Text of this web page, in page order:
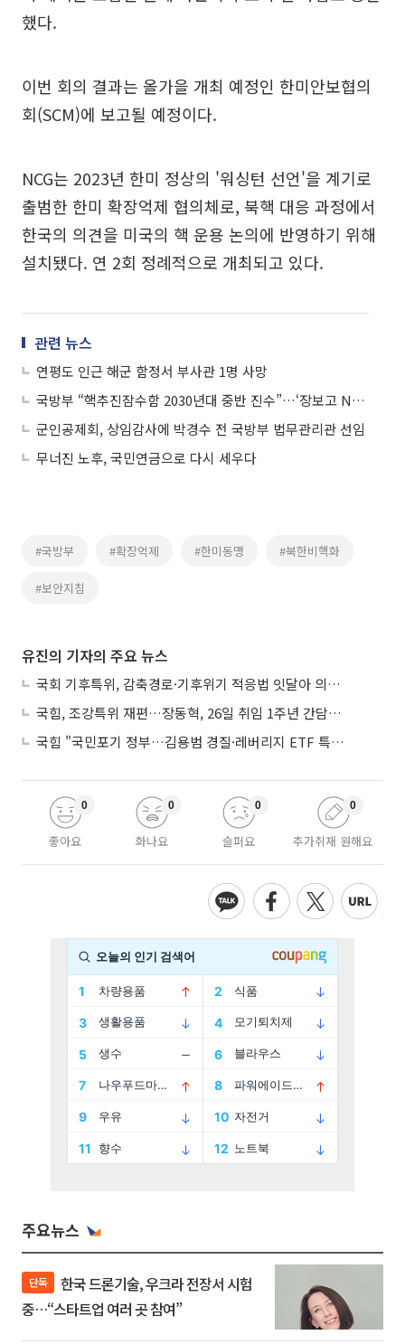
했다.
이번 회의 결과는 올가을 개최 예정인 한미안보협의
회(SCM)에 보고될 예정이다.
NCG는 2023년 한미 정상의 '워싱턴 선언'을 계기로
출범한 한미 확장억제 협의체로, 북핵 대응 과정에서
한국의 의견을 미국의 핵 운용 논의에 반영하기 위해
설치됐다. 연 2회 정례적으로 개최되고 있다.
관련 뉴스
연평도 인근 해군 함정서 부사관 1명 사망
국방부 “핵추진잠수함 2030년대 중반 진수”…‘장보고 N사업’ 공식화
군인공제회, 상임감사에 박경수 전 국방부 법무관리관 선임
무너진 노후, 국민연금으로 다시 세우다
#국방부 #확장억제 #한미동맹 #북한비핵화
#보안지침
유진의 기자의 주요 뉴스
국회 기후특위, 감축경로·기후위기 적응법 잇달아 의결…폭염 피해엔 ‘기후보험’
국힘, 조강특위 재편…장동혁, 26일 취임 1주년 간담회서 ‘당 운영안’ 발표
국힘 "국민포기 정부…김용범 경질·레버리지 ETF 특검해야"
좋아요
0
화나요
0
슬퍼요
0
추가취재 원해요
0
주요뉴스
단독
중…“스타트업 여러 곳 참여”